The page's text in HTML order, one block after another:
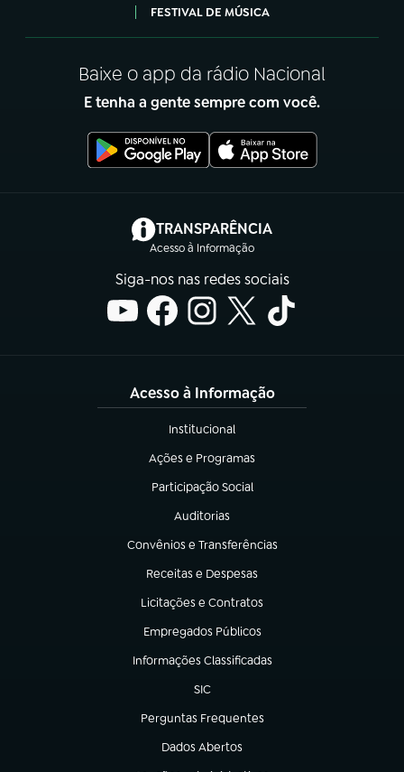
FESTIVAL DE MÚSICA
Baixe o app da rádio Nacional
E tenha a gente sempre com você.
TRANSPARÊNCIA
Acesso à Informação
(abre em nova aba)
Siga-nos nas redes sociais
Acesso à Informação
Institucional
(abre em nova aba)
Ações e Programas
(abre em nova aba)
Participação Social
(abre em nova aba)
Auditorias
(abre em nova aba)
Convênios e Transferências
(abre em nova aba)
Receitas e Despesas
(abre em nova aba)
Licitações e Contratos
(abre em nova aba)
Empregados Públicos
(abre em nova aba)
Informações Classificadas
(abre em nova aba)
SIC
(abre em nova aba)
Perguntas Frequentes
(abre em nova aba)
Dados Abertos
(abre em nova aba)